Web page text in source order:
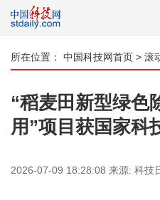
所在位置： 中国科技网首页 > 滚
“稻麦田新型绿色
用”项目获国家科
2026-07-09 18:28:08 来源: 科技